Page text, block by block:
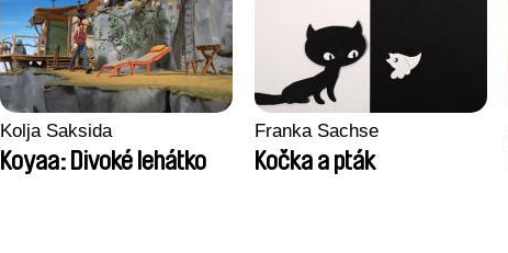
Kolja Saksida
Koyaa: Divoké lehátko
Franka Sachse
Kočka a pták